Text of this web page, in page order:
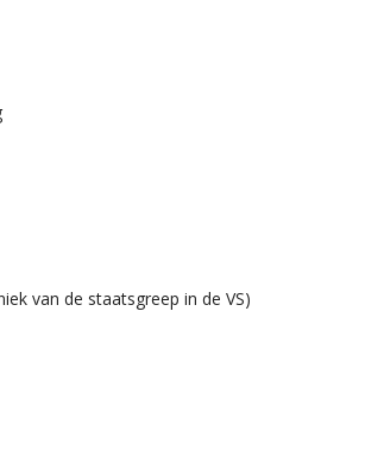
van de staatsgreep in de VS)